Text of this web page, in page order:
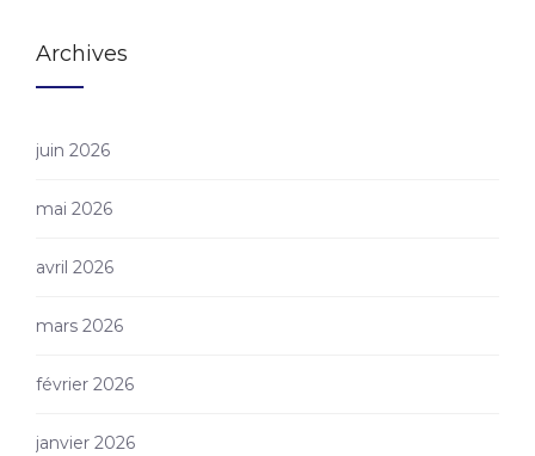
Archives
juin 2026
mai 2026
avril 2026
mars 2026
février 2026
janvier 2026